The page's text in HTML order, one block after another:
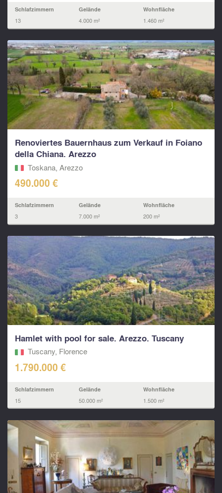
Schlafzimmern
13
Gelände
4.000 m²
Wohnfläche
1.460 m²
Renoviertes Bauernhaus zum Verkauf in Foiano
della Chiana. Arezzo
Toskana, Arezzo
490.000 €
Schlafzimmern
3
Gelände
7.000 m²
Wohnfläche
200 m²
Hamlet with pool for sale. Arezzo. Tuscany
Tuscany, Florence
1.790.000 €
Schlafzimmern
15
Gelände
50.000 m²
Wohnfläche
1.500 m²